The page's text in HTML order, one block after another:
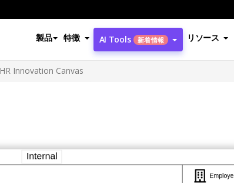
製品 特徴 AI Tools 新着情報 リソース
HR Innovation Canvas